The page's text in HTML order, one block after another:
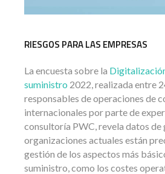
RIESGOS PARA LAS EMPRESAS
La encuesta sobre la
suministro 2022, realizada entre
responsables de operaciones de
internacionales por parte de
consultoría PWC, revela datos de
organizaciones actuales están
gestión de los aspectos más
suministro, como los costes